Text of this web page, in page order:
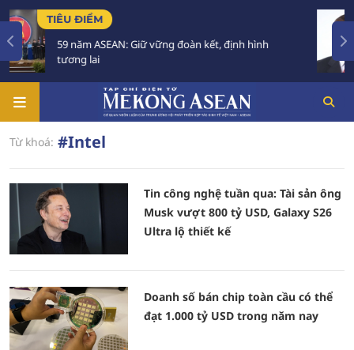
ĐIỂM
năm ASEAN: Giữ vững đoàn kết, định hình
lai
TIÊU
Từ khoá: #Intel
Tin công nghệ tuần qua: Tài sản ông
Musk vượt 800 tỷ USD, Galaxy S26
Ultra lộ thiết kế
Doanh số bán chip toàn cầu có thể
đạt 1.000 tỷ USD trong năm nay